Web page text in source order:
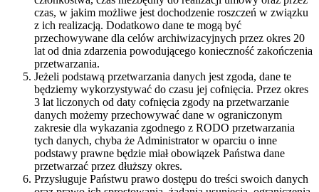
czas, w jakim możliwe jest dochodzenie roszczeń w związku
z ich realizacją. Dodatkowo dane te mogą być
przechowywane dla celów archiwizacyjnych przez okres 20
lat od dnia zdarzenia powodującego konieczność zakończenia
przetwarzania.
Jeżeli podstawą przetwarzania danych jest zgoda, dane te
będziemy wykorzystywać do czasu jej cofnięcia. Przez okres
3 lat liczonych od daty cofnięcia zgody na przetwarzanie
danych możemy przechowywać dane w ograniczonym
zakresie dla wykazania zgodnego z RODO przetwarzania
tych danych, chyba że Administrator w oparciu o inne
podstawy prawne będzie miał obowiązek Państwa dane
przetwarzać przez dłuższy okres.
Przysługuje Państwu prawo dostępu do treści swoich danych